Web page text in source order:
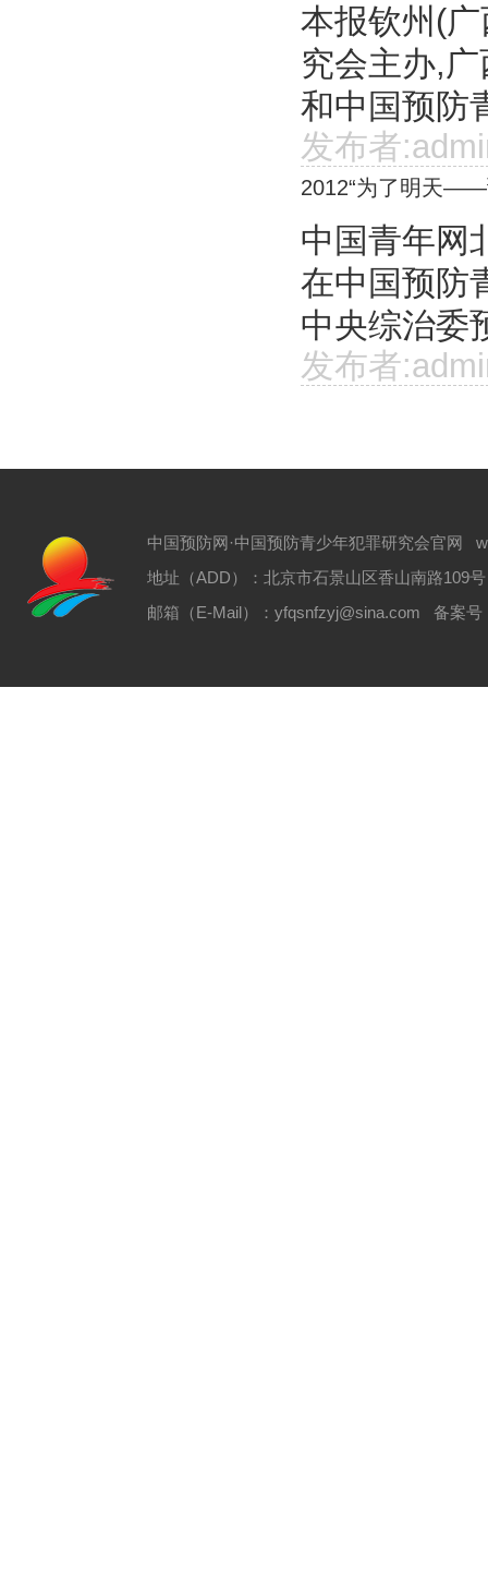
本报钦州(
究会主办,
和中国预防
发布者
2012“为了明天——
中国青年网
在中国预防
中央综治委
发布者
中国预防网·中国预防青少年犯罪研究会官网
地址（ADD）：北京市石景山区香山南路109
邮箱（E-Mail）：yfqsnfzyj@sina.com 备案号